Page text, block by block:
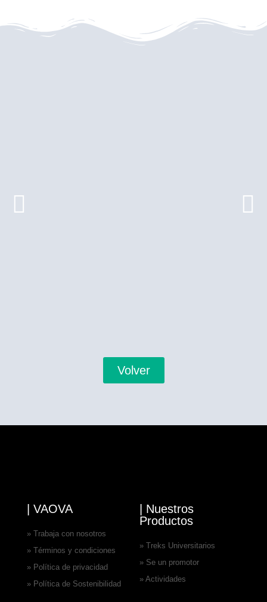
Volver
| VAOVA
» Trabaja con nosotros
» Términos y condiciones
» Política de privacidad
» Política de Sostenibilidad
| Nuestros
Productos
» Treks Universitarios
» Se un promotor
» Actividades